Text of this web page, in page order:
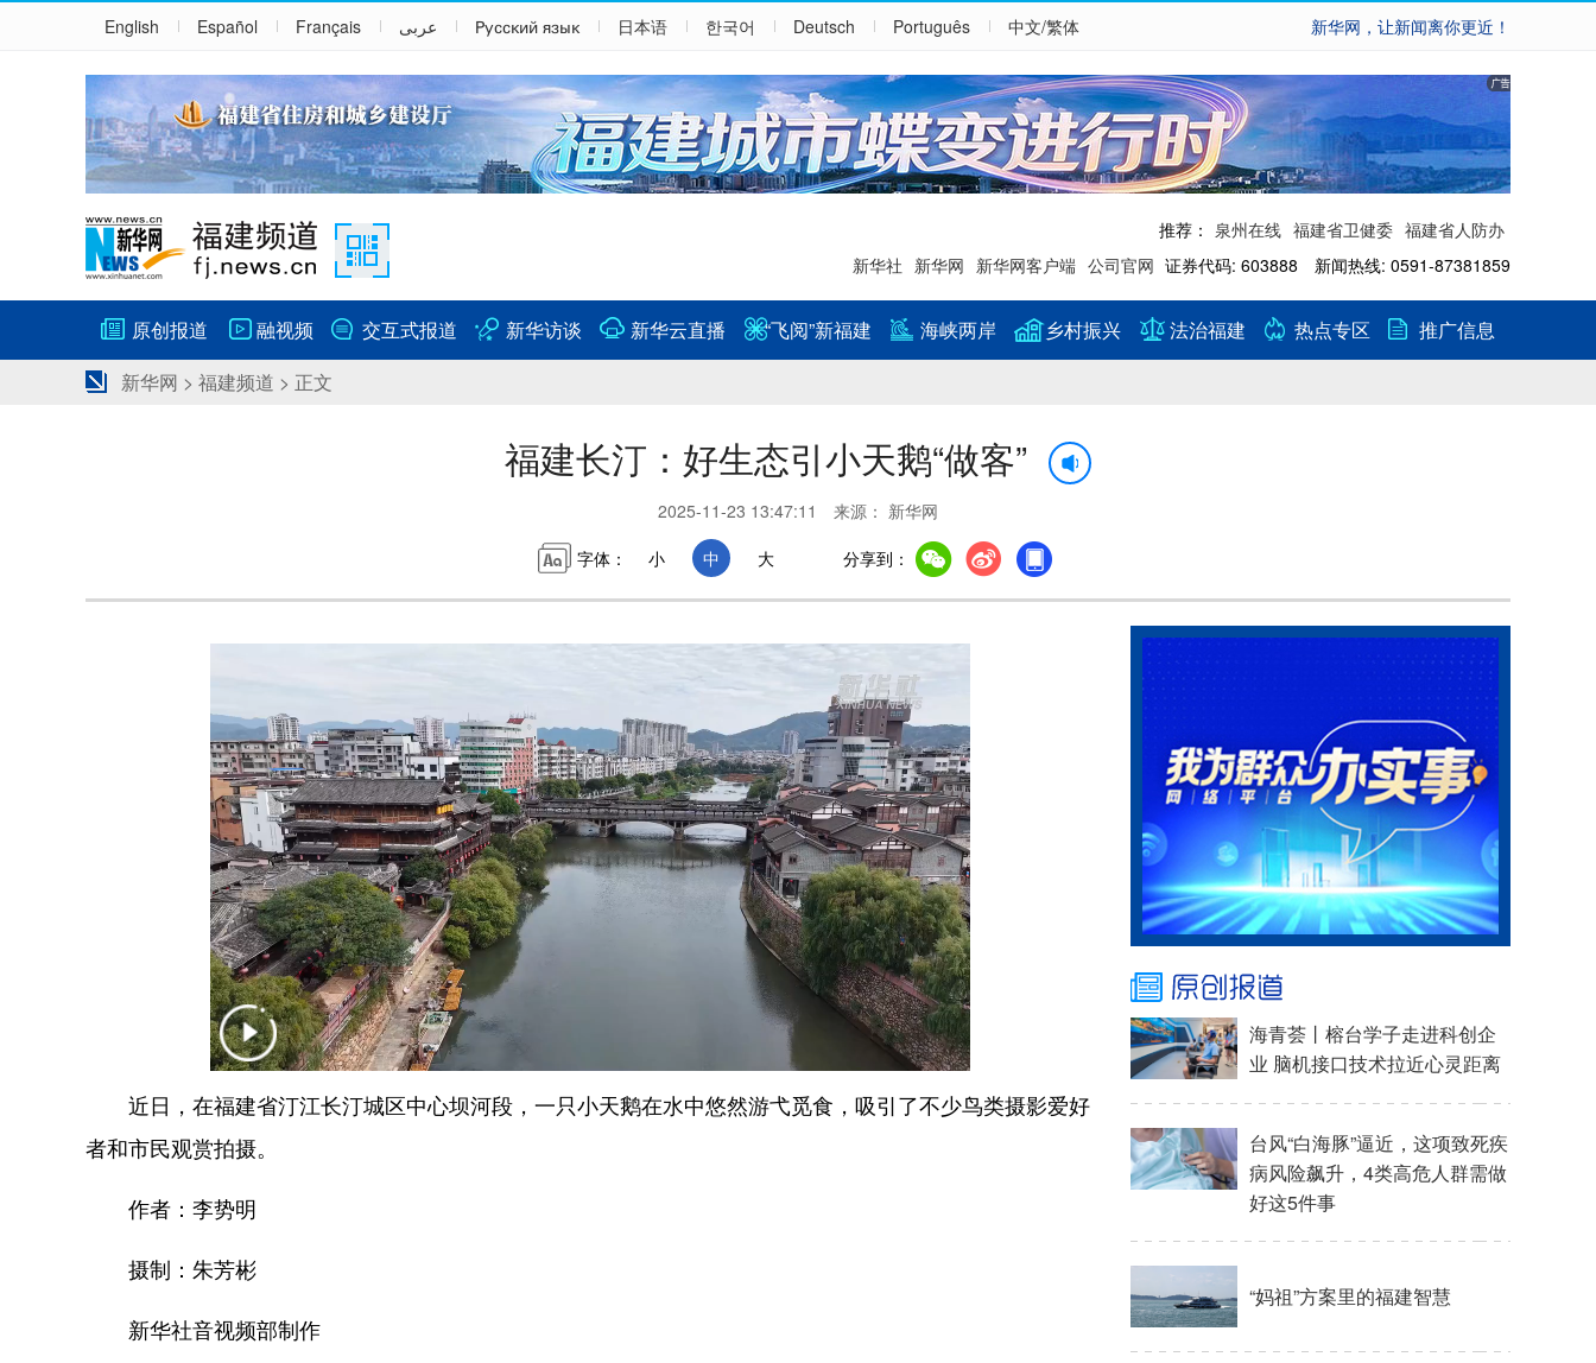
English Español Français عربى Русский язык 日本语 한국어 Deutsch Português 中文/繁体 新华网，让新闻离你更近！
推荐： 泉州在线 福建省卫健委 福建省人防办
新华社 新华网 新华网客户端 公司官网 证券代码: 603888 新闻热线: 0591-87381859
原创报道 融视频 交互式报道 新华访谈 新华云直播 “飞阅”新福建 海峡两岸 乡村振兴 法治福建 热点专区
推广信息
新华网 > 福建频道 > 正文
福建长汀：好生态引小天鹅“做客”
2025-11-23 13:47:11 来源： 新华网
字体：
小 中 大 分享到：
近日，在福建省汀江长汀城区中心坝河段，一只小天鹅在水中悠然游弋觅食，吸引了不少鸟类摄影爱好
者和市民观赏拍摄。
作者：李势明
摄制：朱芳彬
新华社音视频部制作